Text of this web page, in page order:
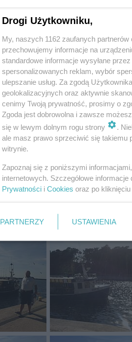
Drogi Użytkowniku,
My, naszych 1162 zaufanych
przechowujemy informacje na
standardowe informacje wysyłane
spersonalizowanych reklam, wybór
ulepszanie usług. Za zgodą
geolokalizacyjnych oraz aktywnie
cenimy Twoją prywatność, prosimy o
Zgoda jest dobrowolna i zawsze
się w lewym dolnym rogu strony
.
ale masz prawo sprzeciwić się takiemu
witrynie.
Zapoznaj się z poniższymi
internetowych. Szczegółowe
Prywatności i Cookies oraz po kliknięciu
PARTNERZY USTAWIENIA